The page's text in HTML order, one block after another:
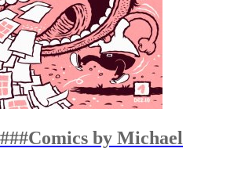
by Michael